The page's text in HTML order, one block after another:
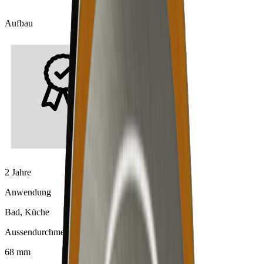
Aufbau
2 Jahre
Anwendung
Bad, Küche
Aussendurchmesser
68 mm